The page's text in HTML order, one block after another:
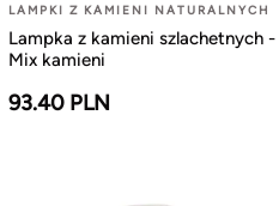
LAMPKI Z KAMIENI NATURALNYCH
Lampka z kamieni szlachetnych -
Mix kamieni
93.40 PLN